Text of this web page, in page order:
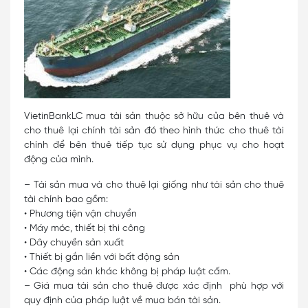
VietinBankLC mua tài sản thuộc sở hữu của bên thuê và
cho thuê lại chính tài sản đó theo hình thức cho thuê tài
chính để bên thuê tiếp tục sử dụng phục vụ cho hoạt
động của mình.
– Tài sản mua và cho thuê lại giống như tài sản cho thuê
tài chính bao gồm:
• Phương tiện vận chuyển
• Máy móc, thiết bị thi công
• Dây chuyền sản xuất
• Thiết bị gắn liền với bất động sản
• Các động sản khác không bị pháp luật cấm.
– Giá mua tài sản cho thuê được xác định phù hợp với
quy định của pháp luật về mua bán tài sản.